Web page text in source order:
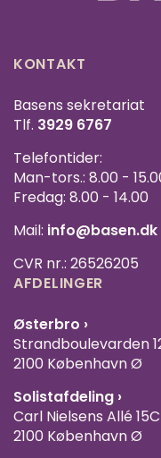
KONTAKT
Basens sekretariat
Tlf. 3929 6767
Telefontider:
Man-tors.: 8.00 -
Fredag: 8.00 - 14.00
Mail: info@basen.dk
CVR nr.: 26526205
AFDELINGER
Østerbro ›
Strandboulevarden
2100 København Ø
Solistafdeling ›
Carl Nielsens Allé 15C
2100 København Ø